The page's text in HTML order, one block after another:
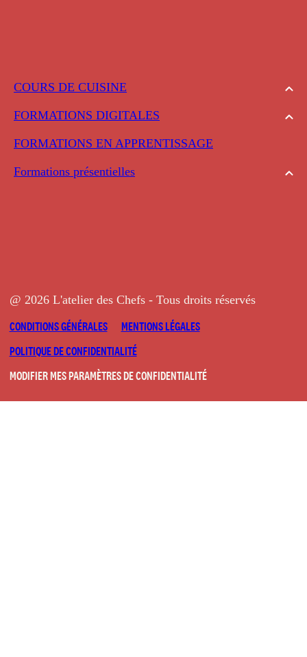
COURS DE CUISINE
FORMATIONS DIGITALES
FORMATIONS EN APPRENTISSAGE
Formations présentielles
@ 2026 L'atelier des Chefs - Tous droits réservés
CONDITIONS GÉNÉRALES
MENTIONS LÉGALES
POLITIQUE DE CONFIDENTIALITÉ
MODIFIER MES PARAMÈTRES DE CONFIDENTIALITÉ